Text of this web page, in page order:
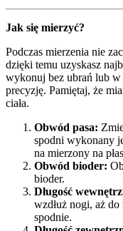
Jak się mierzyć?
Podczas mierzenia nie
dzięki temu uzyskasz
wykonuj bez ubrań lub
precyzję. Pamiętaj, że
ciała.
Obwód pasa:
spodni wykonany
na mierzony na
Obwód bioder:
bioder.
Długość
wzdłuż nogi, aż
spodnie.